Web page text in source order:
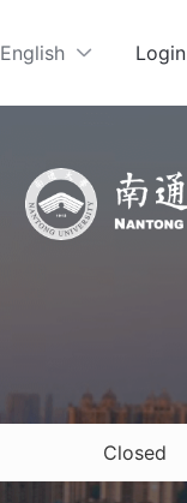
English Login
Closed